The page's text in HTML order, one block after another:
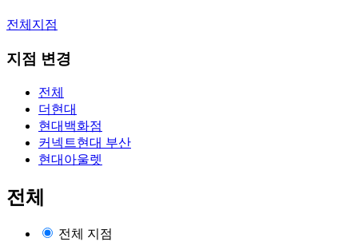
전체지점
지점 변경
전체
더현대
현대백화점
커넥트현대 부산
현대아울렛
전체
전체 지점